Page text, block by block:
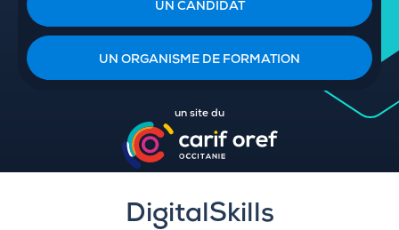
UN CANDIDAT
UN ORGANISME DE FORMATION
un site du
DigitalSkills